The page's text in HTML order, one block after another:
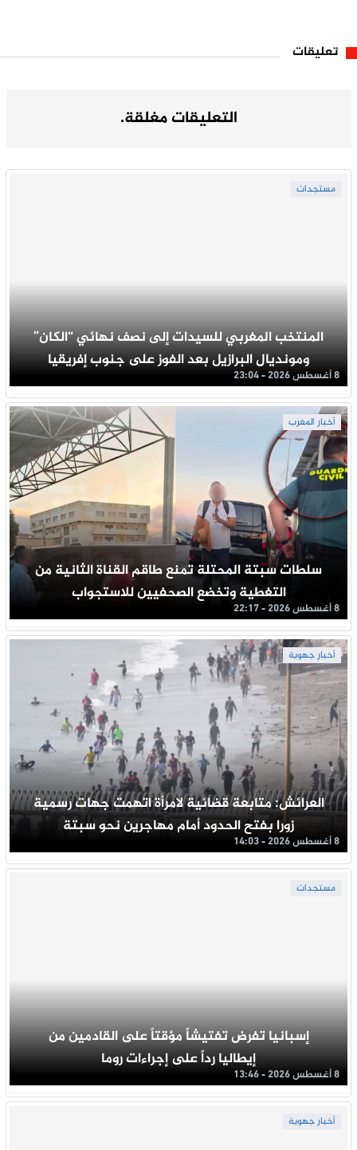
تعليقات
التعليقات مغلقة.
مستجدات
المنتخب المغربي للسيدات إلى نصف نهائي “الكان”
ومونديال البرازيل بعد الفوز على جنوب إفريقيا
8 أغسطس 2026 - 23:04
أخبار المغرب
سلطات سبتة المحتلة تمنع طاقم القناة الثانية من
التغطية وتخضع الصحفيين للاستجواب
8 أغسطس 2026 - 22:17
أخبار جهوية
العرائش: متابعة قضائية لامرأة اتهمت جهات رسمية
زورا بفتح الحدود أمام مهاجرين نحو سبتة
8 أغسطس 2026 - 14:03
مستجدات
إسبانيا تفرض تفتيشاً مؤقتاً على القادمين من
إيطاليا رداً على إجراءات روما
8 أغسطس 2026 - 13:46
أخبار جهوية